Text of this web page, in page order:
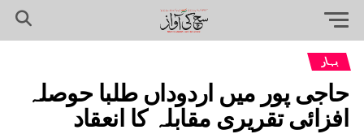
بہار
حاجی پور میں اردوداں طلبا حوصلہ
افزائی تقریری مقابلہ کا انعقاد